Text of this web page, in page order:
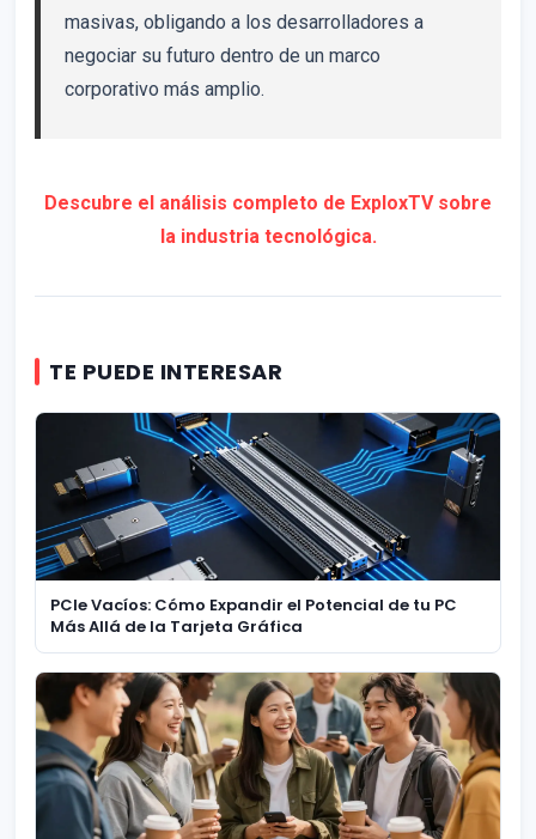
masivas, obligando a los desarrolladores a
negociar su futuro dentro de un marco
corporativo más amplio.
Descubre el análisis completo de ExploxTV sobre
la industria tecnológica.
TE PUEDE INTERESAR
PCIe Vacíos: Cómo Expandir el Potencial de tu PC
Más Allá de la Tarjeta Gráfica